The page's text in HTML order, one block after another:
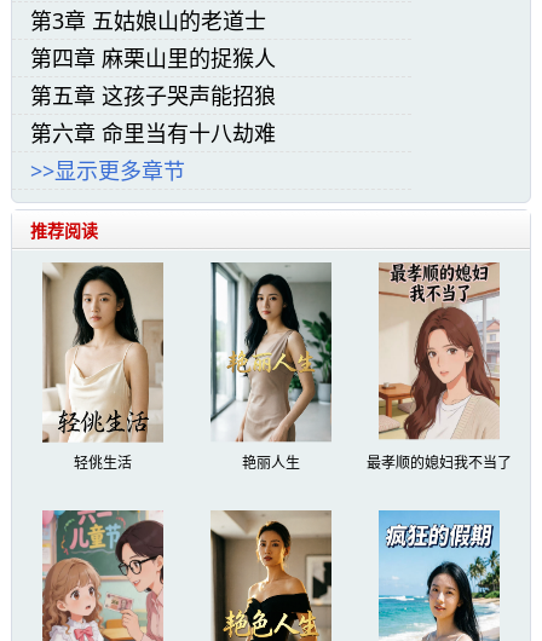
闹。第二天清早，娘收拾了鸡蛋、腊肉、兔子和
米，爹带上柴刀，我们一家三口趁着天蒙蒙亮，
朝五姑娘山走去。我脖子上生了病，浑身没力
气，但倔强地咬着牙，不肯让他们背。
苗疆道事小说精彩阅读:
“啷个没得用，啷个没得用？”我娘的情绪有
点儿激动起来，声音也不由得高了，说我前几天
听罗大屌他老子讲了，说他最近在螺蛳林过去的
五姑娘山那边还看到了那个老道士呢，说不定是
人家根本就没有走，连道观都设在了那边呢，我
们去找一找，说不定就能够找到呢。
我娘充满希望地说着，然而换来的却是我爹
的沉默，这僵硬的气氛一直沉默了好久，我在床
上都等得难受，睁开半边眼睛来，却看到我那从
第3章 五姑娘山的老道士
第四章 麻栗山里的捉猴人
第五章 这孩子哭声能招狼
第六章 命里当有十八劫难
>>显示更多章节
推荐阅读
轻佻生活 艳丽人生 最孝顺的媳妇我不当了